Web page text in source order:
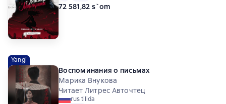
72 581,82 s`om
Yangi
Воспоминания о письмах
Марика Внукова
Читает Литрес Авточтец
rus tilida